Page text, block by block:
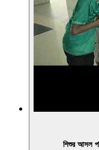
শিশুর আসল